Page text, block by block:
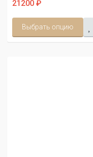
21200 ₽
Выбрать опцию